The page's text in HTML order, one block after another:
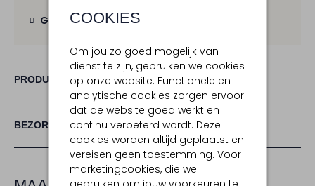
COOKIES
Om jou zo goed mogelijk van
dienst te zijn, gebruiken we cookies
op onze website. Functionele en
analytische cookies zorgen ervoor
dat de website goed werkt en
continu verbeterd wordt. Deze
cookies worden altijd geplaatst en
vereisen geen toestemming. Voor
marketingcookies, die we
Gratis retourbinnen 30 dagen
PRODUCT INFORMATIE
BEZORGEN & RETOURNEREN